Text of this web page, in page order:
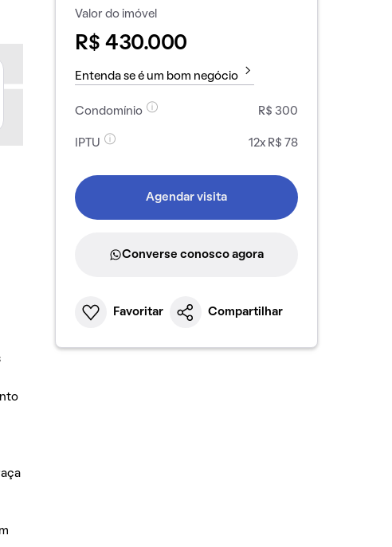
Valor do imóvel
R$ 430.000
Entenda se é um bom negócio
Condomínio R$ 300
IPTU 12x R$ 78
Agendar visita
Converse conosco agora
Favoritar Compartilhar